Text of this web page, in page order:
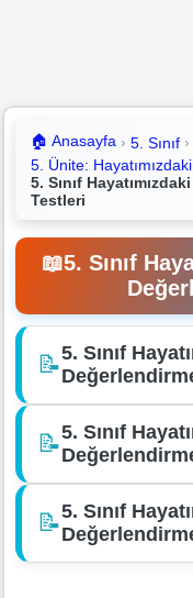
🏠 Anasayfa 5. Sınıf
5. Ünite:
5. Sınıf
Testleri
📖5. Sınıf
📝5. Sınıf
📝5. Sınıf
📝5. Sınıf